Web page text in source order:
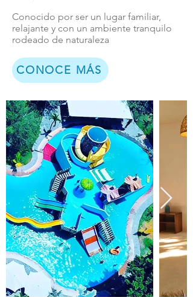
Conocido por ser un lugar familiar,
relajante y con un ambiente tranquilo
rodeado de naturaleza
CONOCE MÁS